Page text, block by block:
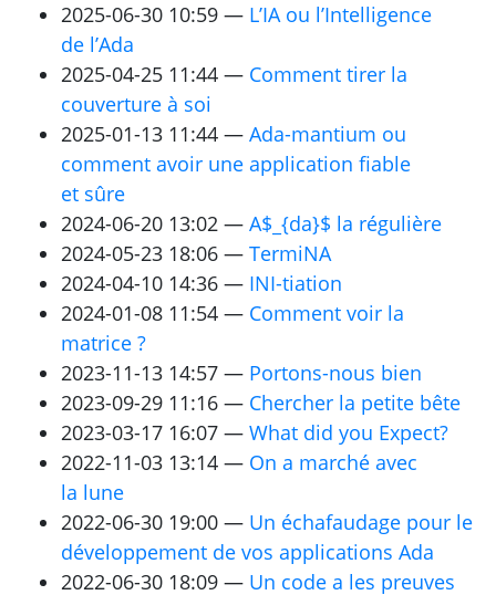
2025-06-30 10:59
L’IAou l’Intelligence
de l’Ada
2025-04-25 11:44
Comment tirer la
couverture à soi
2025-01-13 11:44
Ada-mantium ou
comment avoir une application fiable
et sûre
2024-06-20 13:02
A$_{da}$ la régulière
2024-05-23 18:06
TermiNA
2024-04-10 14:36
INI-tiation
2024-01-08 11:54
Comment voir la
matrice ?
2023-11-13 14:57
Portons-nous bien
2023-09-29 11:16
Chercher la petite bête
2023-03-17 16:07
What did you Expect?
2022-11-03 13:14
On a marché avec
la lune
2022-06-30 19:00
Un échafaudage pour le
développement de vos applications Ada
2022-06-30 18:09
Un code a les preuves